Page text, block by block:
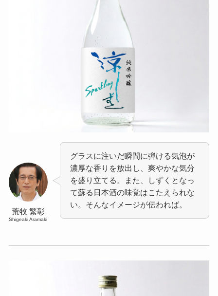
荒牧 繁彰
Shigeaki Aramaki
グラスに注いだ瞬間に弾ける気泡が
濃厚な香りを放出し、爽やかな気分
を盛り立てる。また、しずくとなっ
て蘇る日本酒の味覚はこたえられな
い。そんなイメージが伝われば。